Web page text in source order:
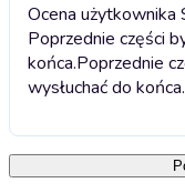
Ocena
Poprzednie części
końca.Poprzednie
wysłuchać do końca.